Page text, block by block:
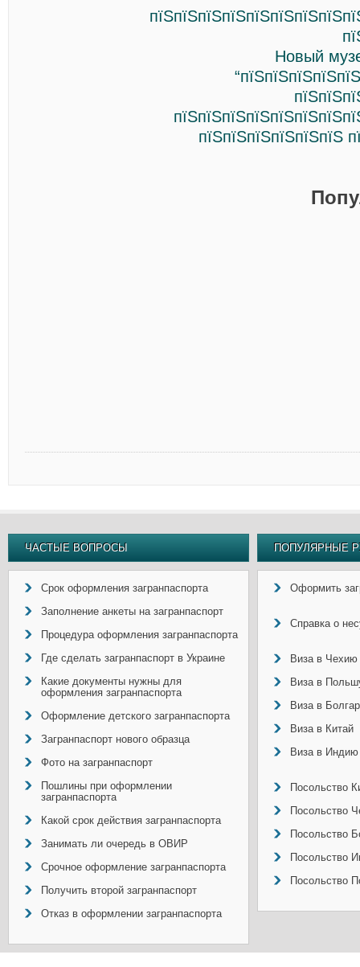
Новый
пїЅпїЅпїЅпїЅпїЅпїЅ
ЧАСТЫЕ ВОПРОСЫ
Срок оформления загранпаспорта
Заполнение анкеты на загранпаспорт
Процедура оформления загранпаспорта
Где сделать загранпаспорт в Украине
Какие документы нужны для
оформления загранпаспорта
Оформление детского загранпаспорта
Загранпаспорт нового образца
Фото на загранпаспорт
Пошлины при оформлении
загранпаспорта
Какой срок действия загранпаспорта
Занимать ли очередь в ОВИР
Срочное оформление загранпаспорта
Получить второй загранпаспорт
Отказ в оформлении загранпаспорта
ПОПУЛЯРНЫЕ
Оформить
Справка о
Виза в Чехию
Виза в
Виза в
Виза в Китай
Виза в Индию
Посольство
Посольство
Посольство
Посольство
Посольство